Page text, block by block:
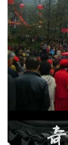
责
声
明